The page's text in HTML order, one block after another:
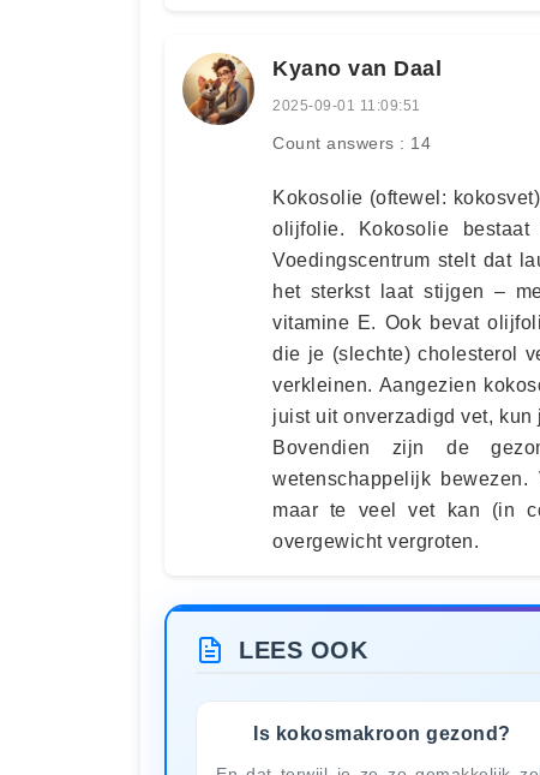
Kyano van Daal
2025-09-01 11:09:51
Count answers : 14
Kokosolie (oftewel:
olijfolie. Kokosolie
Voedingscentrum stelt dat
het sterkst laat stijgen –
vitamine E. Ook bevat
die je (slechte) cholesterol
verkleinen. Aangezien
juist uit onverzadigd vet,
Bovendien zijn de
wetenschappelijk
maar te veel vet kan (in
overgewicht vergroten.
LEES OOK
Is kokosmakroon gezond?